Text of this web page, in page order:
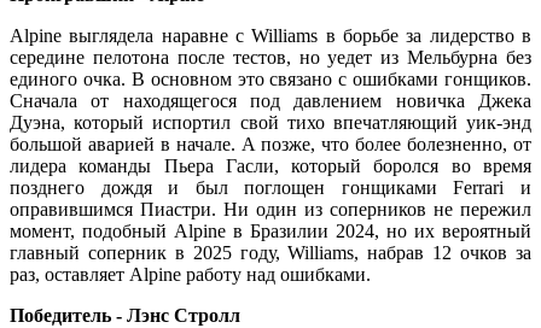
Alpine выглядела наравне с Williams в борьбе за лидерство в
середине пелотона после тестов, но уедет из Мельбурна без
единого очка. В основном это связано с ошибками гонщиков.
Сначала от находящегося под давлением новичка Джека
Дуэна, который испортил свой тихо впечатляющий уик-энд
большой аварией в начале. А позже, что более болезненно, от
лидера команды Пьера Гасли, который боролся во время
позднего дождя и был поглощен гонщиками Ferrari и
оправившимся Пиастри. Ни один из соперников не пережил
момент, подобный Alpine в Бразилии 2024, но их вероятный
главный соперник в 2025 году, Williams, набрав 12 очков за
раз, оставляет Alpine работу над ошибками.
Победитель - Лэнс Стролл